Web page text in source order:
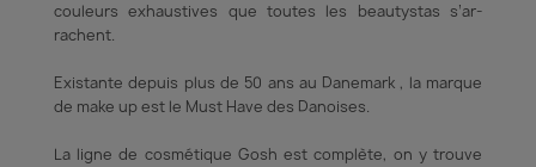
couleurs exhaus­tives que toutes les beau­tys­tas s’ar­
rachent.
Existante depuis plus de 50 ans au Danemark , la marque
de make up est le Must Have des Danoises.
La ligne de cosmétique Gosh est complète, on y trouve